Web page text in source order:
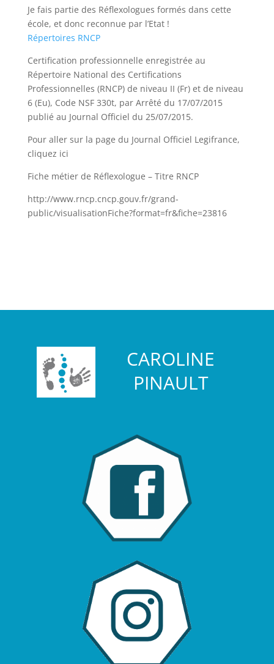
Je fais partie des Réflexologues formés dans cette
école, et donc reconnue par l’Etat !
Répertoires RNCP
Certification professionnelle enregistrée au
Répertoire National des Certifications
Professionnelles (RNCP) de niveau II (Fr) et de niveau
6 (Eu), Code NSF 330t, par Arrêté du 17/07/2015
publié au Journal Officiel du 25/07/2015.
Pour aller sur la page du Journal Officiel Legifrance,
cliquez ici
Fiche métier de Réflexologue – Titre RNCP
http://www.rncp.cncp.gouv.fr/grand-
public/visualisationFiche?format=fr&fiche=23816
CAROLINE
PINAULT